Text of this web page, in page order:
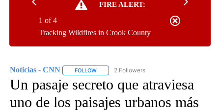
FIRE ALERT:
Tracking Wildfires in Crook County
1 of 4
Noticias - CNN FOLLOW FOLLOW "NOTICIAS - CNN" TO RECEIVE
2 Followers
Un pasaje secreto que atraviesa
uno de los paisajes urbanos más